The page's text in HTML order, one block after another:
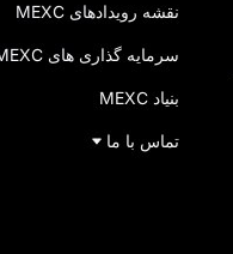
نقشه رویدادهای MEXC
سرمایه‌ گذاری‌ های MEXC
بنیاد MEXC
تماس با ما